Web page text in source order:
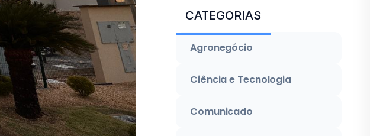
CATEGORIAS
Agronegócio
Ciência e Tecnologia
Comunicado